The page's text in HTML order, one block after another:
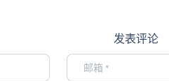
发表评论